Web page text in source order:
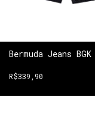
Bermuda Jeans BGK
R$339,90